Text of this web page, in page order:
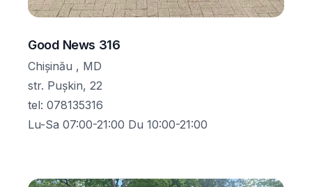
Good News 316
Chișinău , MD
str. Pușkin, 22
tel: 078135316
Lu-Sa 07:00-21:00 Du 10:00-21:00